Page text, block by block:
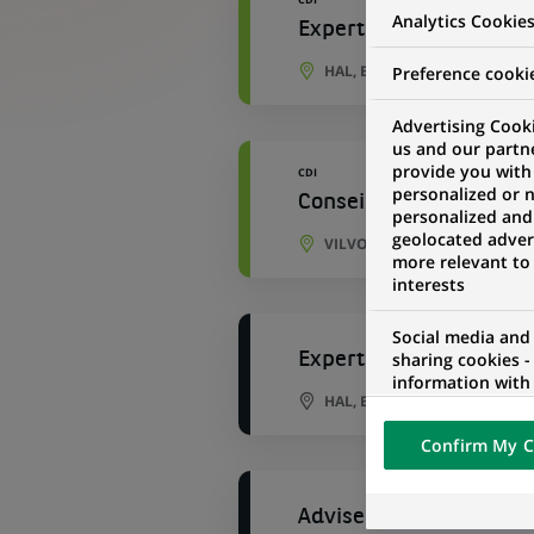
Expert Professionals -
HAL, BRABANT FLAMAND,
CDI
Conseiller Banque &
VILVORDE, BRABANT
Expert Professionals -
HAL, BRABANT FLAMAND,
Adviseur Bank &
Analytics Cookies
Preference
Advertising
us and our
provide you with
personalized or
personalized and
geolocated
more relevant
interests
Social media
sharing cookies
information with
networks and
visualization on
of the content
external website.
Confirm My